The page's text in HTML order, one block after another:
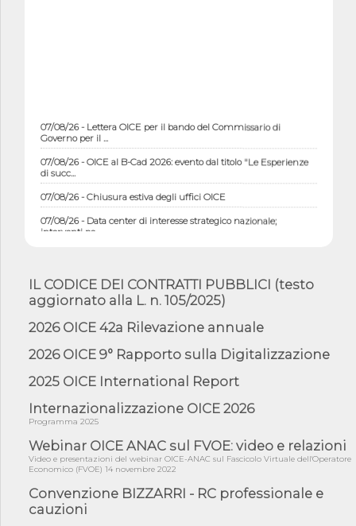
07/08/26 - Lettera OICE per il bando del Commissario di
Governo per il ...
07/08/26 - OICE al B-Cad 2026: evento dal titolo "Le Esperienze
di succ...
07/08/26 - Chiusura estiva degli uffici OICE
07/08/26 - Data center di interesse strategico nazionale;
interventi pe...
07/08/26 - Ponte sullo Stretto di Messina: deliberata la
sussistenza di...
07/08/26 - Tunnel Brennero, dal Cipess via libera al quinto lotto
costr...
06/08/26 - Istat, produzione industriale in calo dell'1% a giugno,
con ...
06/08/26 - DL PA approvato in Cdm: contributi per
riqualificazione sism...
06/08/26 - CdM: approvato il d.lgs. di adeguamento all’AI Act in
mate...
06/08/26 - DDL delegazione europea in Cdm per recepimento
norme UE in m...
IL CODICE DEI CONTRATTI PUBBLICI (testo
aggiornato alla L. n. 105/2025)
2026 OICE 42a Rilevazione annuale
2026 OICE 9° Rapporto sulla Digitalizzazione
2025 OICE International Report
Internazionalizzazione OICE 2026
Programma 2025
Webinar OICE ANAC sul FVOE: video e relazioni
Video e presentazioni del webinar OICE-ANAC sul Fascicolo Virtuale dell'Operatore
Economico (FVOE) 14 novembre 2022
Convenzione BIZZARRI - RC professionale e
cauzioni